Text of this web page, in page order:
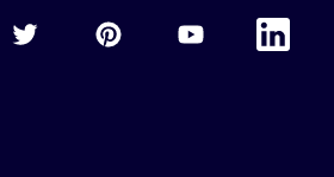
Accor Youtube
Accor